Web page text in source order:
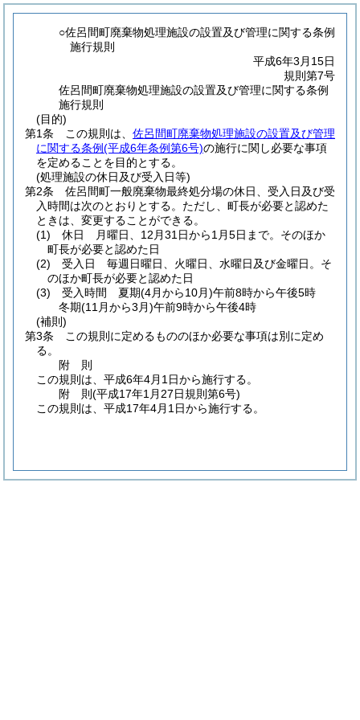
○佐呂間町廃棄物処理施設の設置及び管理に関する条例
施行規則
平成6年3月15日
規則第7号
佐呂間町廃棄物処理施設の設置及び管理に関する条例
施行規則
(目的)
第1条
この規則は、 佐呂間町廃棄物処理施設の設置及び管理
に関する条例(平成6年条例第6号)の施行に関し必要な事項
を定めることを目的とする。
(処理施設の休日及び受入日等)
第2条
佐呂間町一般廃棄物最終処分場の休日、受入日及び受
入時間は次のとおりとする。 ただし、町長が必要と認めた
ときは、変更することができる。
(1)
休日 月曜日、12月31日から1月5日まで。そのほか
町長が必要と認めた日
(2)
受入日 毎週日曜日、火曜日、水曜日及び金曜日。そ
のほか町長が必要と認めた日
(3)
受入時間 夏期(4月から10月)午前8時から午後5時
冬期(11月から3月)午前9時から午後4時
(補則)
第3条
この規則に定めるもののほか必要な事項は別に定め
る。
附 則
この規則は、平成6年4月1日から施行する。
附 則(平成17年1月27日規則第6号)
この規則は、平成17年4月1日から施行する。